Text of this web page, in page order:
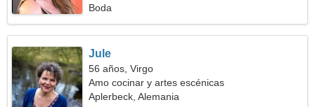
Boda
Jule
56 años, Virgo
Amo cocinar y artes escénicas
Aplerbeck, Alemania